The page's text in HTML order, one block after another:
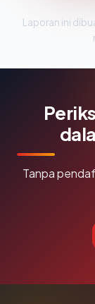
Laporan ini
Tanpa